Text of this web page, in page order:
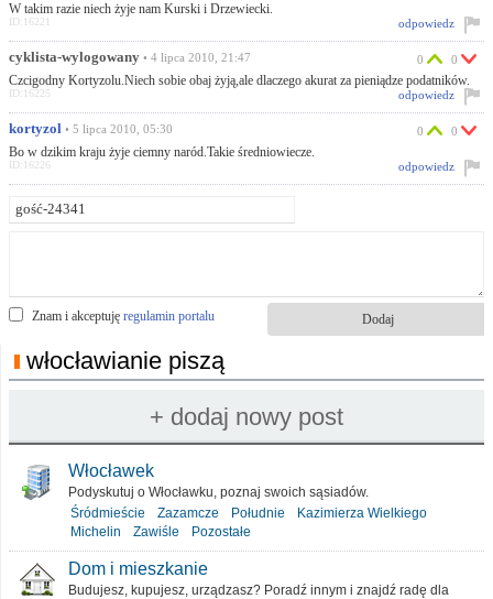
W takim razie niech żyje nam Kurski i Drzewiecki.
odpowiedz
ID:16221
cyklista-wylogowany • 4 lipca 2010, 21:47
Czcigodny Kortyzolu.Niech sobie obaj żyją,ale dlaczego akurat za pieniądze podatników.
0 0
odpowiedz
ID:16225
kortyzol • 5 lipca 2010, 05:30
Bo w dzikim kraju żyje ciemny naród.Takie średniowiecze.
0 0
odpowiedz
ID:16226
Znam i akceptuję regulamin portalu
włocławianie piszą
Włocławek
Podyskutuj o Włocławku, poznaj swoich sąsiadów.
Śródmieście
Zazamcze Południe
Kazimierza Wielkiego
Michelin
Zawiśle Pozostałe
Dom i mieszkanie
Budujesz, kupujesz, urządzasz? Poradź innym i znajdź radę dla